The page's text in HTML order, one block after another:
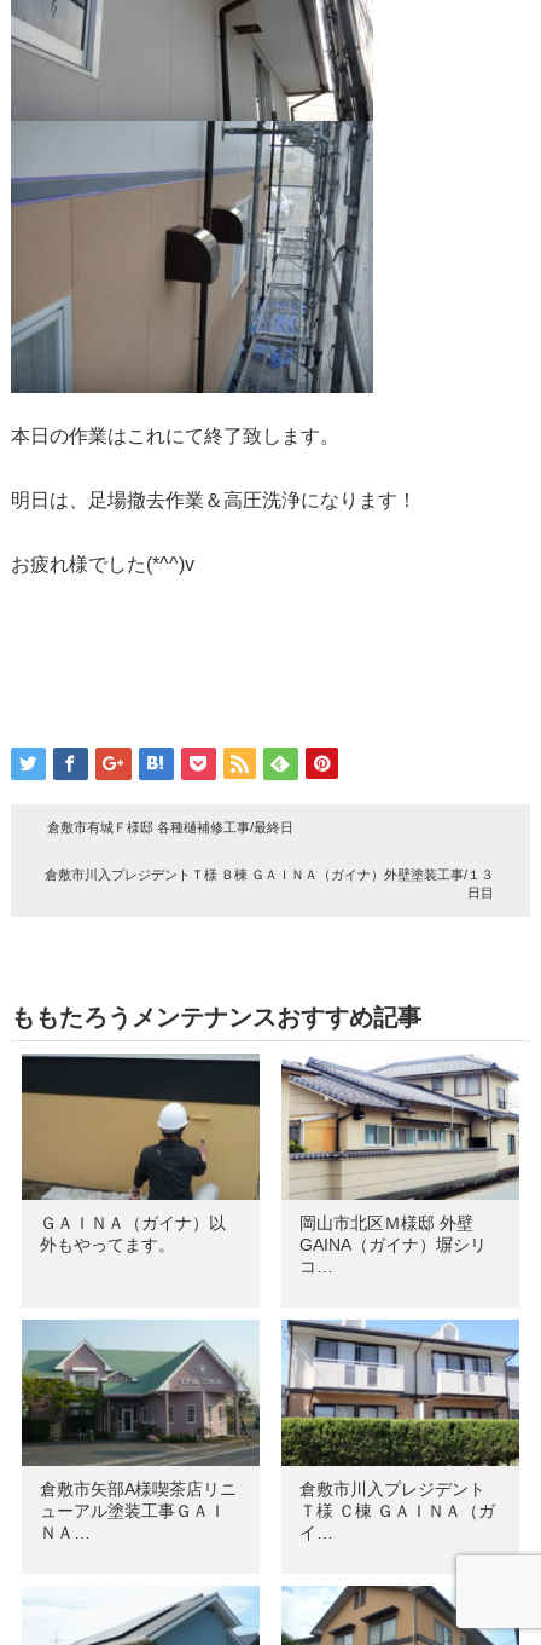
本日の作業はこれにて終了致します。
明日は、足場撤去作業＆高圧洗浄になります！
お疲れ様でした(*^^)v
倉敷市有城Ｆ様邸 各種樋補修工事/最終日
倉敷市川入プレジデントＴ様 Ｂ棟 ＧＡＩＮＡ（ガイナ）外壁塗装工事/１３
日目
ももたろうメンテナンスおすすめ記事
ＧＡＩＮＡ（ガイナ）以
外もやってます。
岡山市北区Ｍ様邸 外壁
GAINA（ガイナ）塀シリ
コ…
倉敷市矢部A様喫茶店リニ
ューアル塗装工事ＧＡＩ
ＮＡ…
倉敷市川入プレジデント
Ｔ様 Ｃ棟 ＧＡＩＮＡ（ガ
イ…